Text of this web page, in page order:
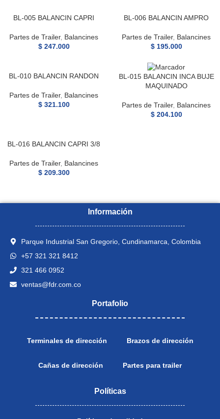
BL-005 BALANCIN CAPRI
Partes de Trailer, Balancines
$247.000
BL-006 BALANCIN AMPRO
Partes de Trailer, Balancines
$195.000
BL-010 BALANCIN RANDON
Partes de Trailer, Balancines
$321.100
BL-015 BALANCIN INCA BUJE
MAQUINADO
Partes de Trailer, Balancines
$204.100
BL-016 BALANCIN CAPRI 3/8
Partes de Trailer, Balancines
$209.300
Información
Parque Industrial San Gregorio, Cundinamarca, Colombia
+57 321 321 8412
321 466 0952
ventas@fdr.com.co
Portafolio
Terminales de dirección Brazos de dirección
Cañas de dirección Partes para trailer
Políticas